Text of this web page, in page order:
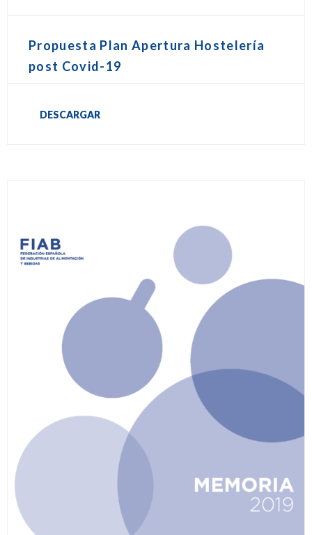
Propuesta Plan Apertura Hostelería
post Covid-19
DESCARGAR